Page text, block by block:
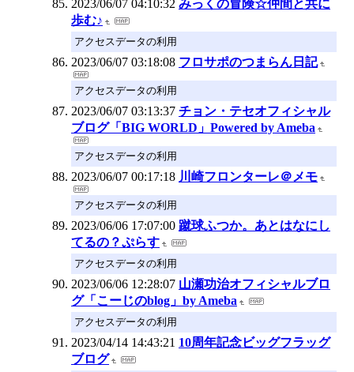
2023/06/07 04:10:32 みっくの冒険☆仲間と共に
歩む♪
アクセスデータの利用
2023/06/07 03:18:08 フロサポのつまらん日記
アクセスデータの利用
2023/06/07 03:13:37 チョン・テセオフィシャル
ブログ「BIG WORLD」Powered by Ameba
アクセスデータの利用
2023/06/07 00:17:18 川崎フロンターレ＠メモ
アクセスデータの利用
2023/06/06 17:07:00 蹴球ふつか。あとはなにし
てるの？ぷらす
アクセスデータの利用
2023/06/06 12:28:07 山瀬功治オフィシャルブロ
グ「こーじのblog」by Ameba
アクセスデータの利用
2023/04/14 14:43:21 10周年記念ビッグフラッグ
ブログ